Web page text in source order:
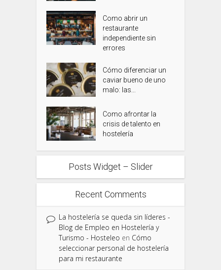
Como abrir un
restaurante
independiente sin
errores
Cómo diferenciar un
caviar bueno de uno
malo: las...
Como afrontar la
crisis de talento en
hostelería
Posts Widget – Slider
Recent Comments
La hostelería se queda sin líderes -
Blog de Empleo en Hostelería y
Turismo - Hosteleo en Cómo
seleccionar personal de hostelería
para mi restaurante